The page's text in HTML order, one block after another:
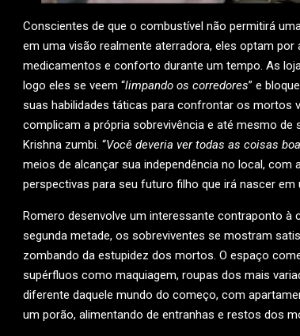
Conscientes de que o combustível não permitirá
em uma visão realmente aterradora, eles optam
medicamentos e conforto durante um tempo. As
logo eles se veem “limpando os corredores” e
suas habilidades táticas para confrontar os mortos
complicam a própria sobrevivência e até mesmo de
Krishna zumbi. “Você deveria ver todas as coisas
meios de alcançar sua independência no local,
perspectivas para seu futuro filho que irá nascer
Romero desenvolve um interessante contraponto à
segunda metade, os sobreviventes se mostram
zombando da estupidez dos mortos. O espaço
supérfluos como maquiagem, roupas dos mais
diferente daquele mundo do começo, com
um porão, alimentando de entranhas e restos dos